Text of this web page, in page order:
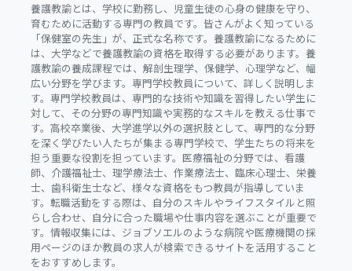
養護教諭とは、学校に勤務し、児童生徒の心身の健康を守り、
育むために活動する専門の教員です。皆さんがよく知っている
「保健室の先生」が、正式な名称です。養護教諭になるために
は、大学などで養護教諭の資格を取得する必要があります。養
護教諭の養成課程では、解剖生理学、保健学、心理学など、幅
広い分野を学びます。専門学校教員について、詳しく説明しま
す。専門学校教員は、専門的な技術や知識を習得したい学生に
対して、その分野の専門知識や実務的なスキルを教える仕事で
す。高校卒業後、大学進学以外の選択肢として、専門的な分野
を深く学びたい人たちが集まる専門学校で、学生たちの将来を
担う重要な役割を担っています。医療福祉の分野では、看護
師、介護福祉士、理学療法士、作業療法士、臨床心理士、栄養
士、歯科衛生士など、様々な資格をもつ教員が指導していま
す。転職活動をする際は、自分のスキルやライフスタイルと照
らし合わせ、自分に合った職場や仕事内容を選ぶことが重要で
す。情報収集には、ジョブソエルのような病院や医療機関の採
用ページのほか教員の求人が検索できるサイトを活用すること
をおすすめします。